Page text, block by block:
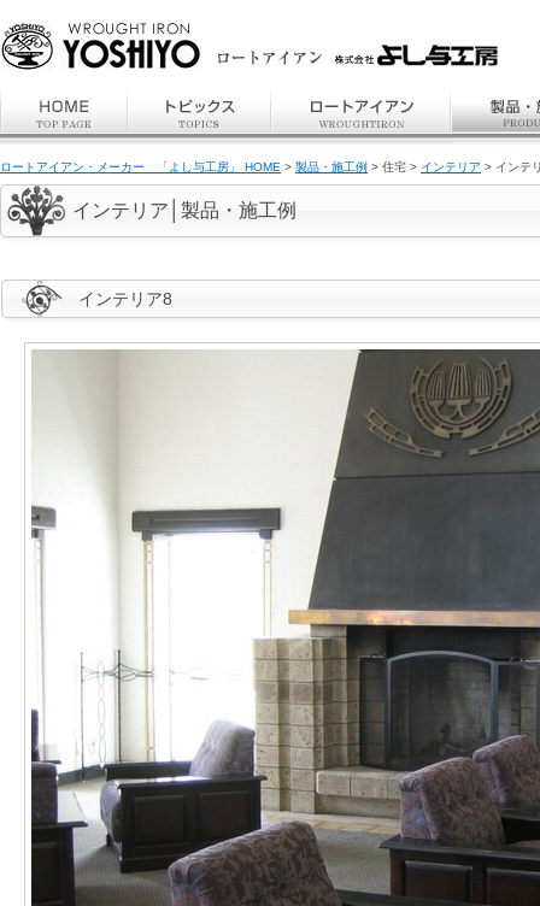
ロートアイアン・メーカー 「よし与工房」 HOME > 製品・施工例 > 住宅 > インテリア > インテ
インテリア│製品・施工例
インテリア8